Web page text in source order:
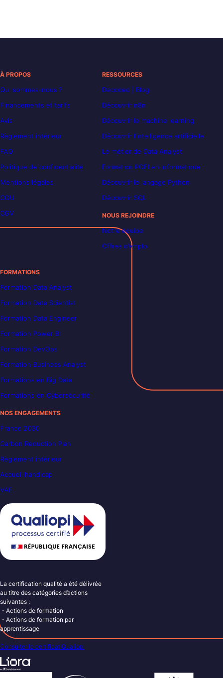
À PROPOS
Qui sommes-nous ?
Financements et tarifs
Avis
Règlement intérieur
FAQ
Politique de confidentialité
Mentions légales
CGU
CGV
RESSOURCES
Decoded | Blog
Découvrir n8n
Découvrir le machine learning
Découvrir l’intelligence artificielle
Le métier de Data Analyst
Formation POEI en informatique
Découvrir le langage Python
Découvrir SQL
NOUS REJOINDRE
Notre équipe
Offres d’emploi
FORMATIONS
Formation Data Analyst
Formation Data Scientist
Formation Data Engineer
Formation Power BI
Formation DevOps
Formation Business Analyst
Formations en Big Data
Formations en Cybersécurité
NOS ENGAGEMENTS
France 2030
Carbon Reduction Plan
Règlement intérieur
Accueil handicap
VAE
La certification qualité a été délivrée
au titre des catégories d’actions
suivantes :
・Actions de formation
・Actions de formation par
apprentissage
Consulter le certificat Qualiopi